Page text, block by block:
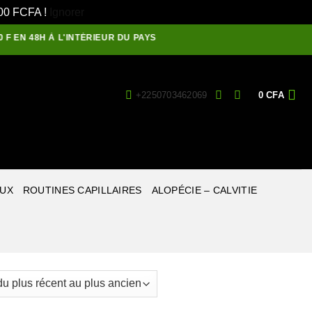
FCFA !
48H À L'INTÉRIEUR DU PAYS
+2250703462069 0CFA
ROUTINES CAPILLAIRES ALOPÉCIE – CALVITIE